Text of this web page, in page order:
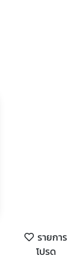
รายการ
โปรด